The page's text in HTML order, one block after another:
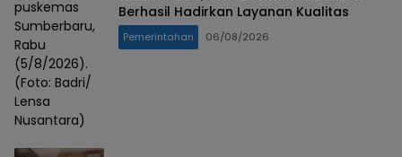
puskemas
Sumberbaru,
Rabu
(5/8/2026).
(Foto: Badri/
Lensa
Nusantara)
Berhasil Hadirkan Layanan Kualitas
Pemerintahan 06/08/2026